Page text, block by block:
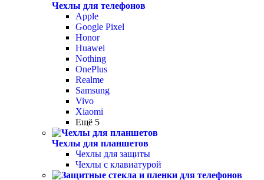
Чехлы для телефонов
Apple
Google Pixel
Honor
Huawei
Nothing
OnePlus
Realme
Samsung
Vivo
Xiaomi
Ещё 5
Чехлы для планшетов
Чехлы для защиты
Чехлы с клавиатурой